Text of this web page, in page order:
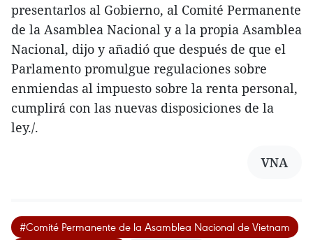
presentarlos al Gobierno, al Comité Permanente
de la Asamblea Nacional y a la propia Asamblea
Nacional, dijo y añadió que después de que el
Parlamento promulgue regulaciones sobre
enmiendas al impuesto sobre la renta personal,
cumplirá con las nuevas disposiciones de la
ley./.
VNA
#Comité Permanente de la Asamblea Nacional de Vietnam